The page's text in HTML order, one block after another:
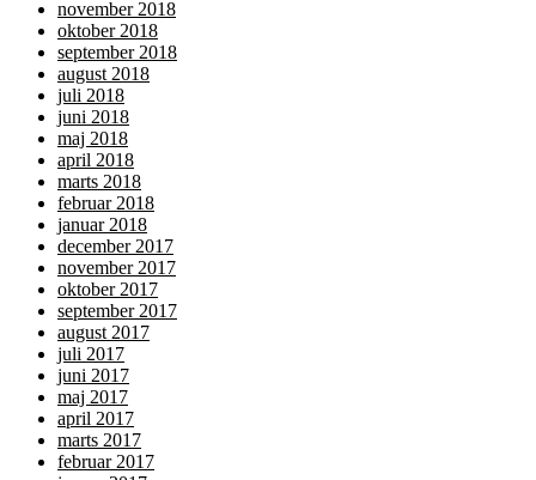
november 2018
oktober 2018
september 2018
august 2018
juli 2018
juni 2018
maj 2018
april 2018
marts 2018
februar 2018
januar 2018
december 2017
november 2017
oktober 2017
september 2017
august 2017
juli 2017
juni 2017
maj 2017
april 2017
marts 2017
februar 2017